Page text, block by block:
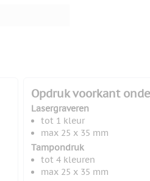
Opdruk voorkant
Lasergraveren
tot 1 kleur
max 25 x 35 mm
Tampondruk
tot 4 kleuren
max 25 x 35 mm